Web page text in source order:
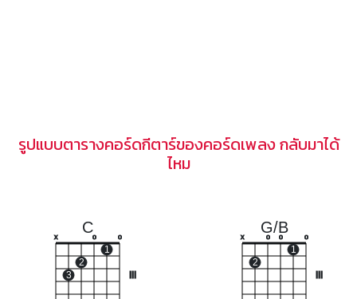
รูปแบบตารางคอร์ดกีตาร์ของคอร์ดเพลง กลับมาได้
ไหม
C
x
3
2
o
1
o
G/B
x
2
o o
1
o